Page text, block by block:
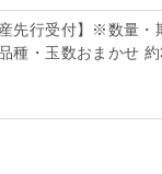
産先行受付】※数量
種・玉数おまかせ 約